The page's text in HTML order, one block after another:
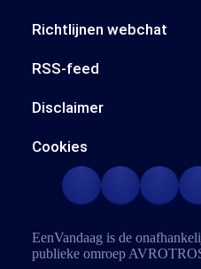
Richtlijnen webchat
RSS-feed
Disclaimer
Cookies
EenVandaag is de
publieke omroep